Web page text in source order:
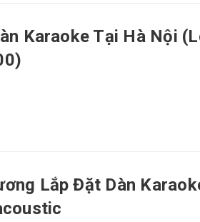
Karaoke Tại Hà Nội
Lắp Đặt Dàn